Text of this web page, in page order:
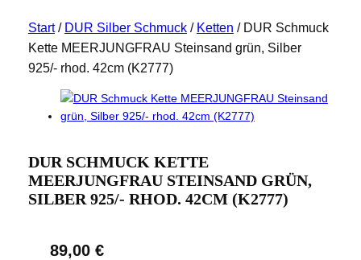
Start/ DUR Silber Schmuck/ Ketten / DUR Schmuck
Kette MEERJUNGFRAU Steinsand grün, Silber
925/- rhod. 42cm (K2777)
DUR SCHMUCK KETTE
MEERJUNGFRAU STEINSAND GRÜN,
SILBER 925/- RHOD. 42CM (K2777)
89,00 €